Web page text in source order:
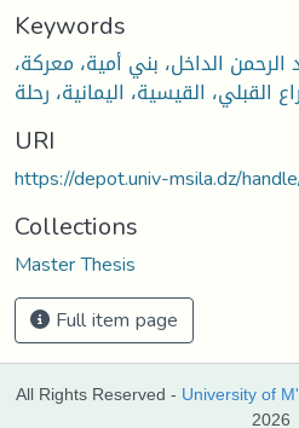
Keywords
الرحمن الداخل، بني أمية، معركة،
القيسية، اليمانية، رحلة
URI
https://depot.univ-msila.dz/
Collections
Master Thesis
Full item page
All Rights Reserved - University of
2026